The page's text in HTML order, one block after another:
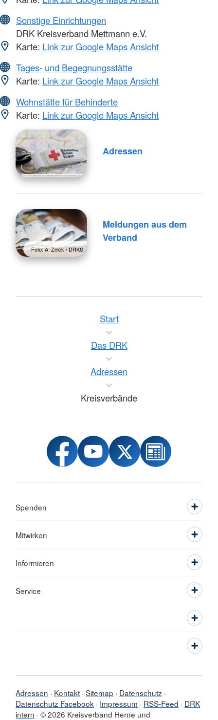
Sonstige Einrichtungen
DRK Kreisverband Mettmann e.V.
Karte: Link zur Google Maps Ansicht
Tages- und Begegnungsstätte
Karte: Link zur Google Maps Ansicht
Wohnstätte für Behinderte
Karte: Link zur Google Maps Ansicht
Adressen
Foto: A. Zelck / DRKS
Meldungen aus dem
Verband
Start
Das DRK
Adressen
Kreisverbände
Spenden
Mitwirken
Informieren
Service
Adressen Kontakt Sitemap
Datenschutz
Datenschutz Facebook
Impressum RSS-Feed
DRK
intern © 2026 Kreisverband Herne und